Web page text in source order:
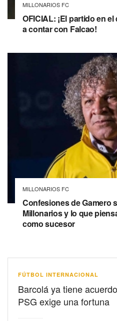
MILLONARIOS FC
OFICIAL: ¡El partido en
a contar con Falcao!
MILLONARIOS FC
Confesiones de Gamero
Millonarios y lo que
como sucesor
FÚTBOL INTERNACIONAL
Barcolá ya tiene
PSG exige una fortuna